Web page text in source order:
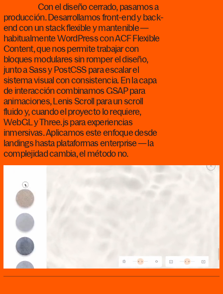
Con el diseño cerrado, pasamos a
producción. Desarrollamos front-end y back-
end con un stack flexible y mantenible —
habitualmente WordPress con ACF Flexible
Content, que nos permite trabajar con
bloques modulares sin romper el diseño,
junto a Sass y PostCSS para escalar el
sistema visual con consistencia. En la capa
de interacción combinamos GSAP para
animaciones, Lenis Scroll para un scroll
fluido y, cuando el proyecto lo requiere,
WebGL y Three.js para experiencias
inmersivas. Aplicamos este enfoque desde
landings hasta plataformas enterprise — la
complejidad cambia, el método no.